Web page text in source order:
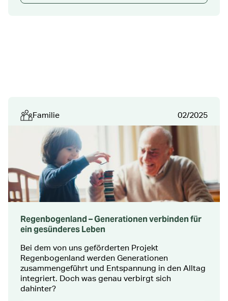
Familie 02/2025
Regenbogenland – Generationen verbinden für
ein gesünderes Leben
Bei dem von uns geförderten Projekt
Regenbogenland werden Generationen
zusammengeführt und Entspannung in den Alltag
integriert. Doch was genau verbirgt sich
dahinter?